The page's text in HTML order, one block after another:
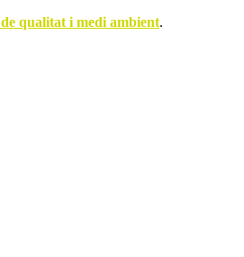
qualitat i medi ambient.